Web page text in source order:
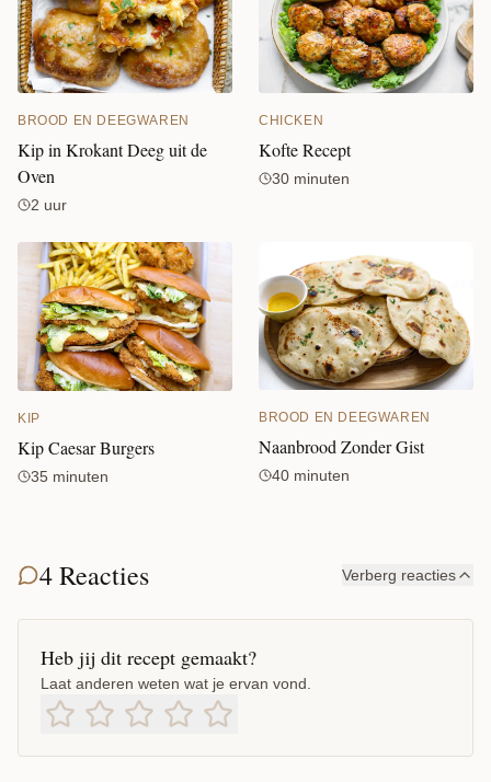
BROOD EN DEEGWAREN
Kip in Krokant Deeg uit de
Oven
2 uur
CHICKEN
Kofte Recept
30 minuten
KIP
Kip Caesar Burgers
35 minuten
BROOD EN DEEGWAREN
Naanbrood Zonder Gist
40 minuten
4 Reacties Verberg reacties
Heb jij dit recept gemaakt?
Laat anderen weten wat je ervan vond.